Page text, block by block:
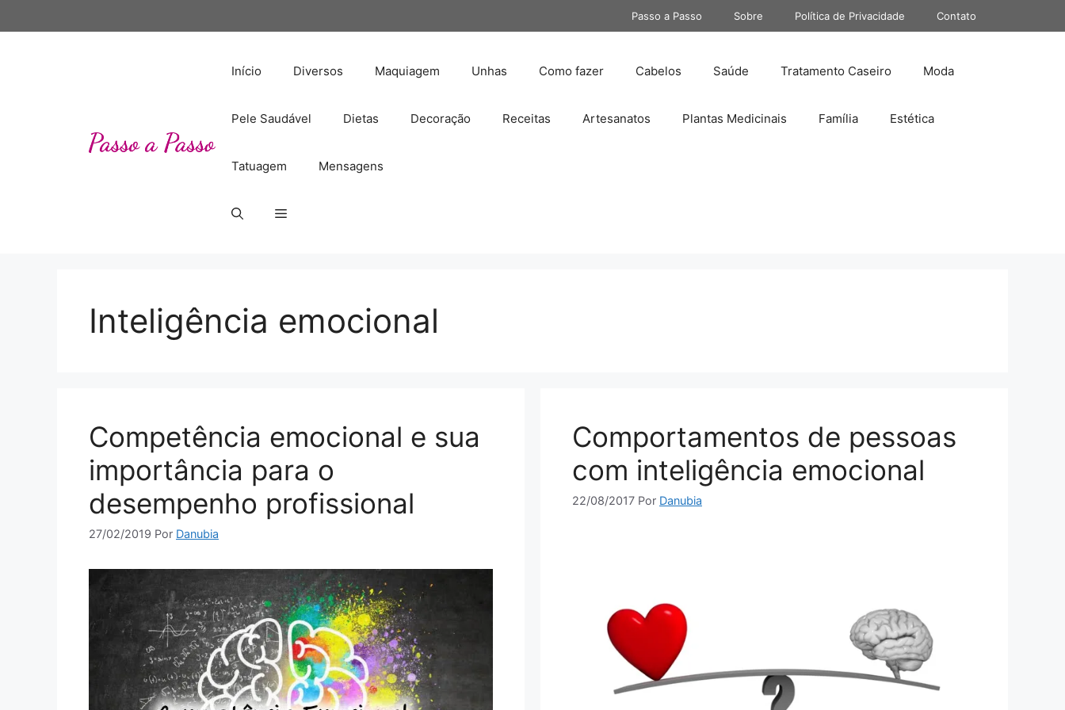
para
Passo a Passo Sobre Política de Privacidade Contato
Início Diversos Maquiagem Unhas Como fazer Cabelos Saúde Tratamento Caseiro Moda
Pele Saudável Dietas Decoração Receitas Artesanatos Plantas Medicinais Família Estética
Tatuagem Mensagens
Inteligência emocional
Competência emocional e sua
importância para o
desempenho profissional
27/02/2019 Por Danubia
Comportamentos de pessoas
com inteligência emocional
22/08/2017 Por Danubia